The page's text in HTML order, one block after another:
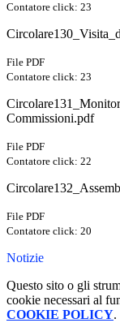
Contatore click: 23
File PDF
Contatore click: 23
Commissioni.pdf
File PDF
Contatore click: 22
File PDF
Contatore click: 20
Notizie
Questo sito o gli
cookie necessari al
COOKIE POLICY.